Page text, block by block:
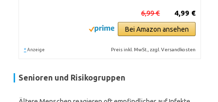
4,99 €
6,99 €
Bei Amazon ansehen
* Anzeige Preis inkl. MwSt., zzgl. Versandkosten
Senioren und Risikogruppen